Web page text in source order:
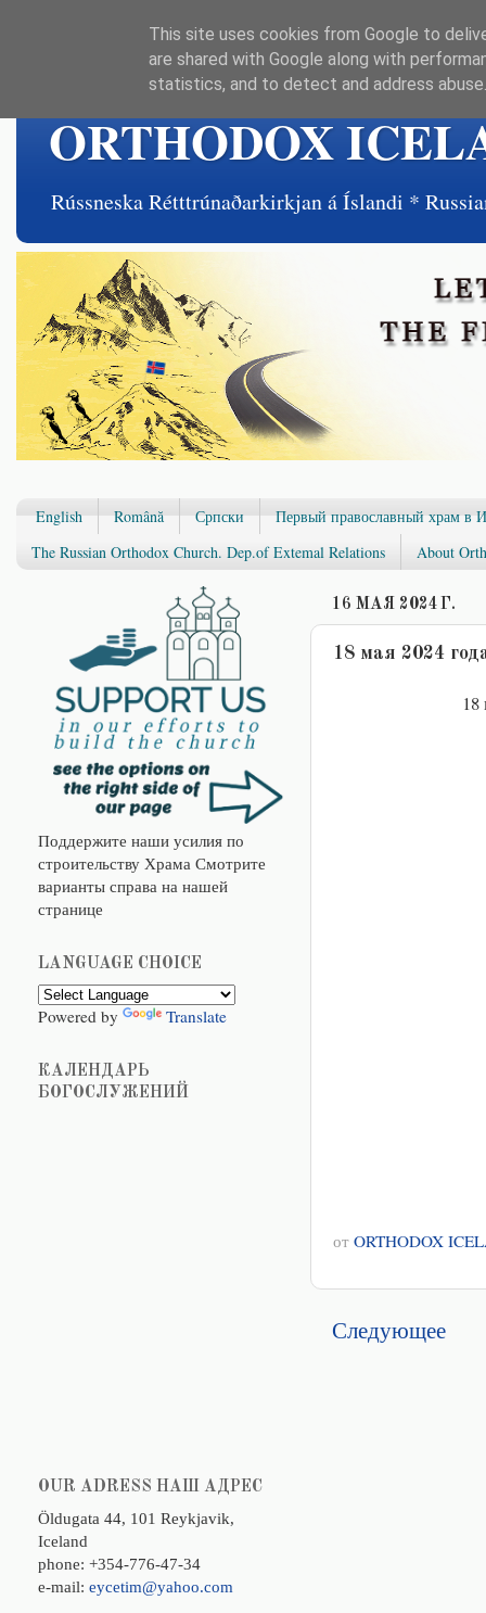
ORTHODOX
Rússneska Rétttrúnaðarkirkjan á Íslandi *
English Română Српски
Первый православный храм в
The Russian Orthodox Church. Dep.of Extemal Relations
About
16 МАЯ 2024 Г.
18 мая 2024
от ORTHODOX
Следующее
Поддержите наши усилия по
строительству Храма Смотрите
варианты справа на нашей
странице
LANGUAGE CHOICE
Powered by Translate
КАЛЕНДАРЬ
БОГОСЛУЖЕНИЙ
OUR ADRESS НАШ АДРЕС
Öldugata 44, 101 Reykjavik,
Iceland
phone: +354-776-47-34
e-mail: eycetim@yahoo.com
This site uses cookies from Google to
are shared with Google along with
statistics, and to detect and address abuse.